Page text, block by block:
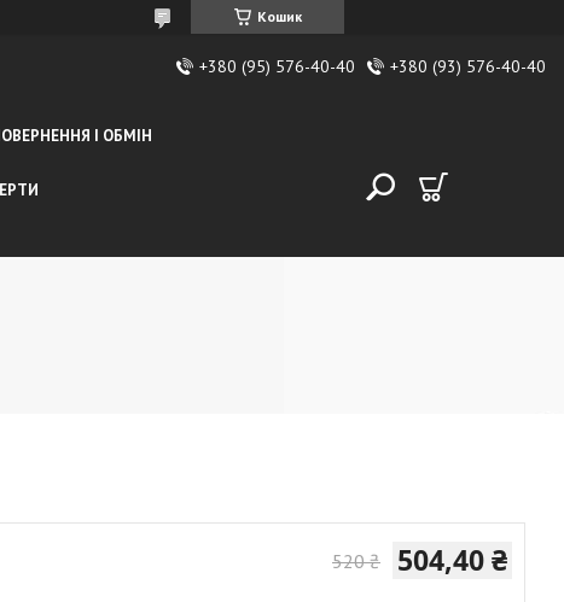
Кошик
+380 (95) 576-40-40 +380 (93) 576-40-40
І ОБМІН
520 ₴ 504,40 ₴